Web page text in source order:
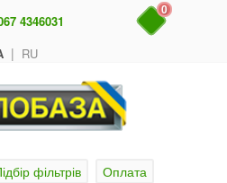
| RU
4346031
0
фільтрів
Оплата